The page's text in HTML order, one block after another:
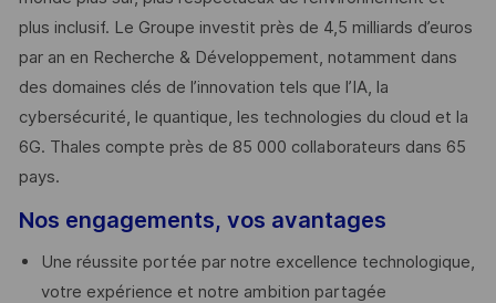
plus inclusif. Le Groupe investit près de 4,5 milliards d’euros
par an en Recherche & Développement, notamment dans
des domaines clés de l’innovation tels que l’IA, la
cybersécurité, le quantique, les technologies du cloud et la
6G. Thales compte près de 85 000 collaborateurs dans 65
pays. ​
Nos engagements, vos avantages
Une réussite portée par notre excellence technologique,
votre expérience et notre ambition partagée